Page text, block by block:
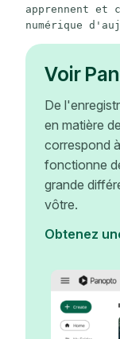
apprennent et
numérique
Voir
De
en matière
correspond
fonctionne
grande
vôtre.
Obtenez